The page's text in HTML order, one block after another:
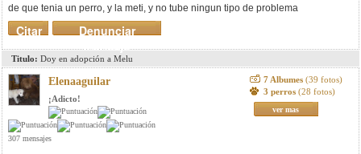
de que tenia un perro, y la meti, y no tube ningun tipo de problema
Denunciar
mensaje
Citar
Titulo: Doy en adopción a Melu
Elenaaguilar
¡Adicto!
307 mensajes
7 Albumes (39 fotos)
3 perros (28 fotos)
ver mas